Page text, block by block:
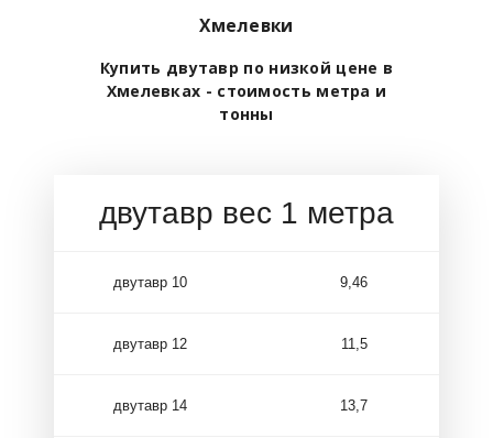
Хмелевки
Купить двутавр по низкой цене в
Хмелевках - стоимость метра и
тонны
двутавр вес 1 метра
двутавр 10 9,46
двутавр 12 11,5
двутавр 14 13,7